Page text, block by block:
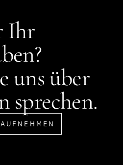
Ihr
uns über
sprechen.